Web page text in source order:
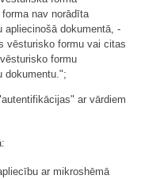
nav norādīta
apliecinošā dokumentā, -
vēsturisko formu vai citas
formu
dokumentu.";
ar vārdiem
ar mikroshēmā